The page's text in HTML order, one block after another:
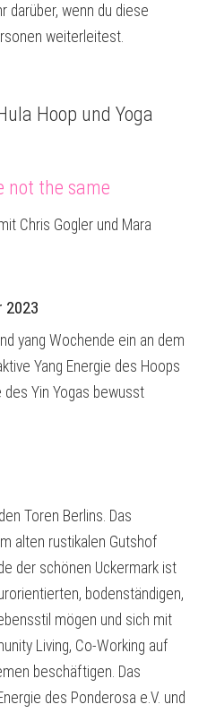
darüber, wenn du diese
weiterleitest.
Hoop und Yoga
not the same
Chris Gogler und Mara
2023
yang Wochende ein an dem
Yang Energie des Hoops
des Yin Yogas bewusst
Toren Berlins. Das
alten rustikalen Gutshof
der schönen Uckermark ist
bodenständigen,
mögen und sich mit
Living, Co-Working auf
beschäftigen. Das
des Ponderosa e.V. und